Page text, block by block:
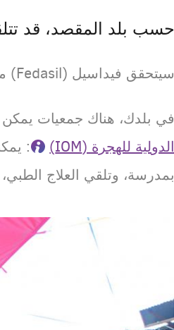
حسب بلد المقصد، قد
سيتحقق فيداسيل (Fedasil) مما إذا كان بإمكانك تلقي المساعدة عند وصولك إلى بلدك.
في بلدك، هناك جمعيات
الدولية للهجرة (IOM)
:
بمدرسة، وتلقي العلاج